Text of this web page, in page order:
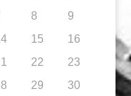
8
9
15
16
22
23
29
30